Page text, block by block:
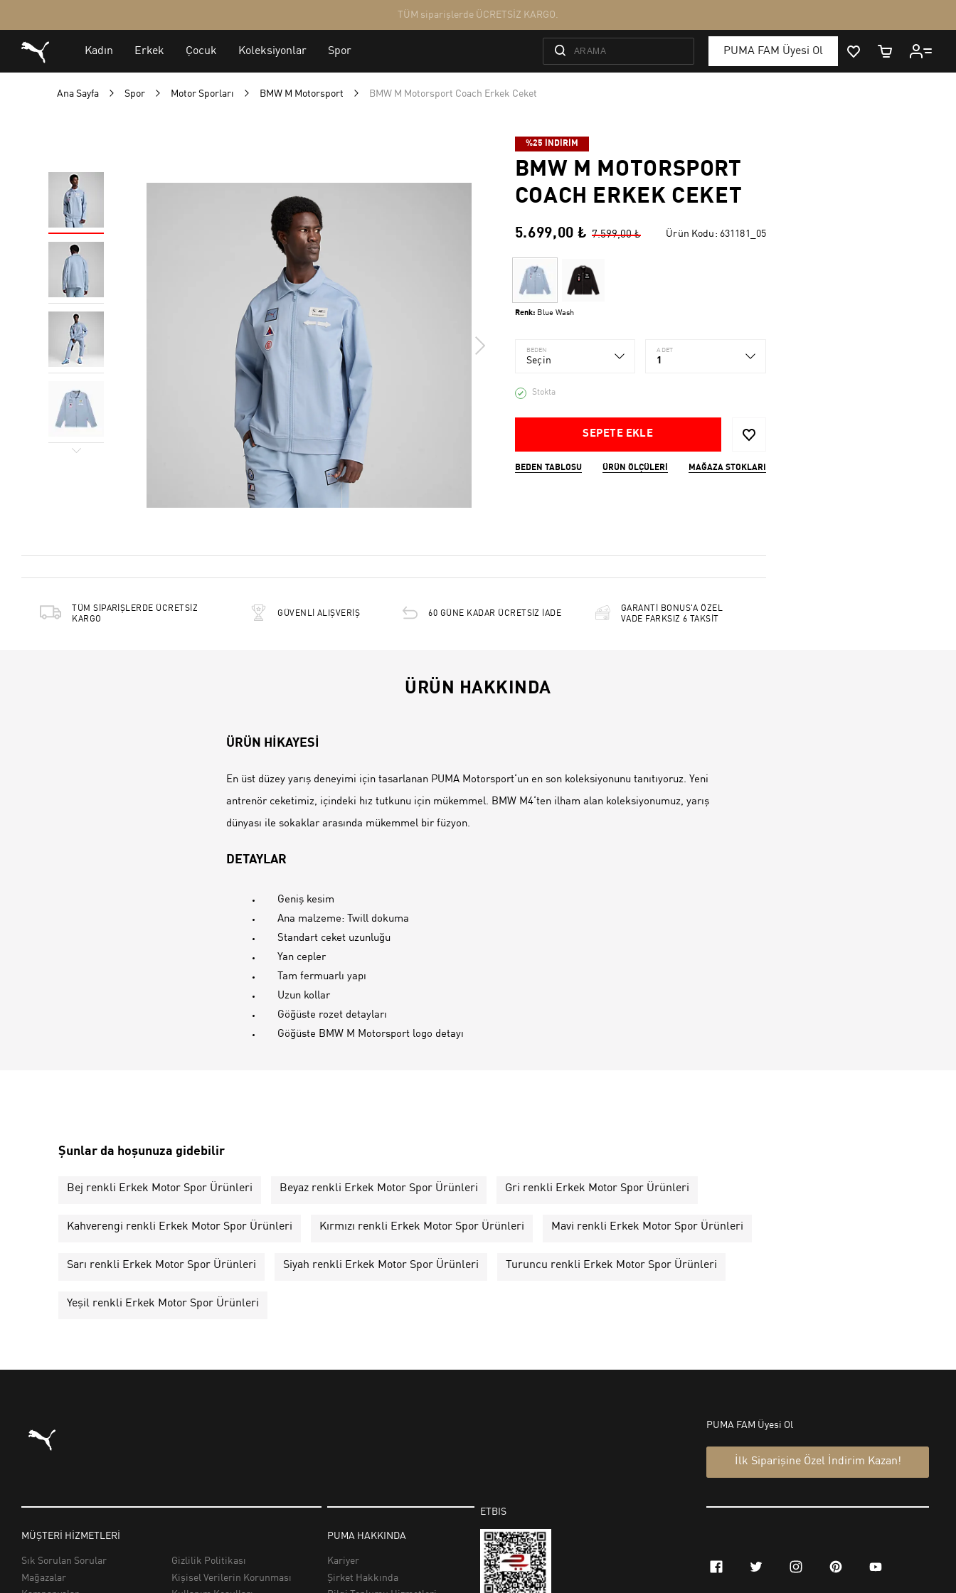
Ana Sayfa Spor Motor Sporları BMW M Motorsport BMW M Motorsport Coach Erkek Ceket
%25 İNDİRİM
BMW M MOTORSPORT
COACH ERKEK CEKET
5.699,00 ₺ 7.599,00 ₺ Ürün Kodu: 631181_05
Renk: Blue Wash
BEDEN
Seçin
ADET
1
Stokta
SEPETE EKLE
BEDEN TABLOSU ÜRÜN ÖLÇÜLERI MAĞAZA STOKLARI
TÜM SİPARİŞLERDE ÜCRETSİZ
KARGO
GÜVENLİ ALIŞVERİŞ 60 GÜNE KADAR ÜCRETSİZ İADE
GARANTİ BONUS'A ÖZEL
VADE FARKSIZ 6 TAKSİT
ÜRÜN HAKKINDA
ÜRÜN HİKAYESİ
En üst düzey yarış deneyimi için tasarlanan PUMA Motorsport‘un en son koleksiyonunu tanıtıyoruz. Yeni
antrenör ceketimiz, içindeki hız tutkunu için mükemmel. BMW M4‘ten ilham alan koleksiyonumuz, yarış
dünyası ile sokaklar arasında mükemmel bir füzyon.
DETAYLAR
Geniş kesim
Ana malzeme: Twill dokuma
Standart ceket uzunluğu
Yan cepler
Tam fermuarlı yapı
Uzun kollar
Göğüste rozet detayları
Göğüste BMW M Motorsport logo detayı
Şunlar da hoşunuza gidebilir
Bej renkli Erkek Motor Spor Ürünleri Beyaz renkli Erkek Motor Spor Ürünleri Gri renkli Erkek Motor Spor Ürünleri
Kahverengi renkli Erkek Motor Spor Ürünleri Kırmızı renkli Erkek Motor Spor Ürünleri Mavi renkli Erkek Motor Spor Ürünleri
Sarı renkli Erkek Motor Spor Ürünleri Siyah renkli Erkek Motor Spor Ürünleri Turuncu renkli Erkek Motor Spor Ürünleri
Yeşil renkli Erkek Motor Spor Ürünleri